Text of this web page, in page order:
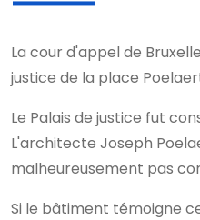
La cour d'appel de
justice de la place
Le Palais de justice fut
L'architecte Joseph
malheureusement pas
Si le bâtiment témoigne